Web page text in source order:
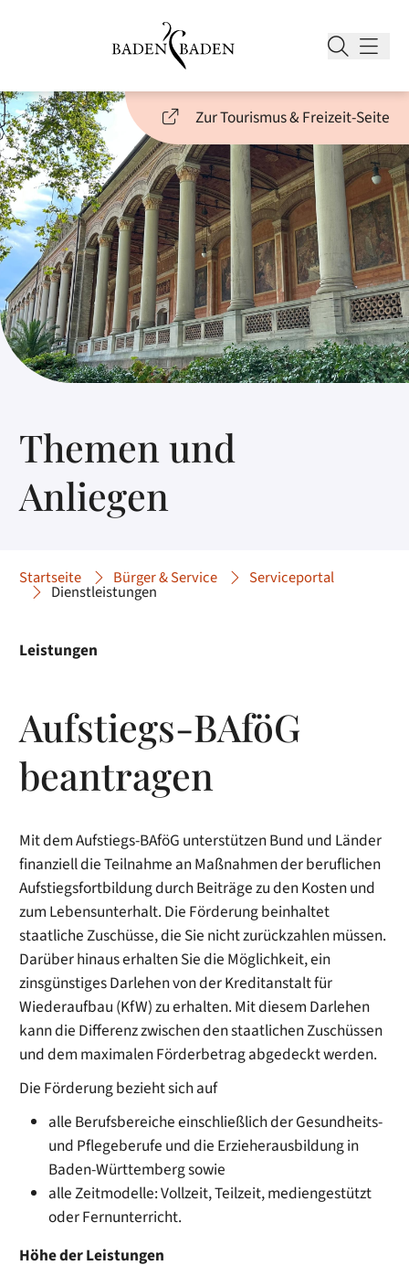
Zur Tourismus & Freizeit-Seite
Themen und
Anliegen
Startseite Bürger & Service Serviceportal
Dienstleistungen
Leistungen
Aufstiegs-BAföG
beantragen
Mit dem Aufstiegs-BAföG unterstützen Bund und Länder
finanziell die Teilnahme an Maßnahmen der beruflichen
Aufstiegsfortbildung durch Beiträge zu den Kosten und
zum Lebensunterhalt. Die Förderung beinhaltet
staatliche Zuschüsse, die Sie nicht zurückzahlen müssen.
Darüber hinaus erhalten Sie die Möglichkeit, ein
zinsgünstiges Darlehen von der Kreditanstalt für
Wiederaufbau (KfW) zu erhalten. Mit diesem Darlehen
kann die Differenz zwischen den staatlichen Zuschüssen
und dem maximalen Förderbetrag abgedeckt werden.
Die Förderung bezieht sich auf
alle Berufsbereiche einschließlich der Gesundheits-
und Pflegeberufe und die Erzieherausbildung in
Baden-Württemberg sowie
alle Zeitmodelle: Vollzeit, Teilzeit, mediengestützt
oder Fernunterricht.
Höhe der Leistungen